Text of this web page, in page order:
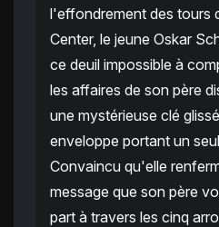
l'effondrement des tours
Center, le jeune Oskar
ce deuil impossible à
les affaires de son père
une mystérieuse clé
enveloppe portant un
Convaincu qu'elle
message que son père
part à travers les cinq